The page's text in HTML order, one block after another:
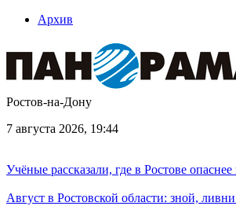
Архив
Ростов-на-Дону
7 августа 2026, 19:44
Учёные рассказали, где в Ростове
Август в Ростовской области: зной,